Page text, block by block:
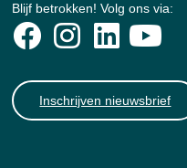
Blijf betrokken! Volg ons via:
Inschrijven nieuwsbrief